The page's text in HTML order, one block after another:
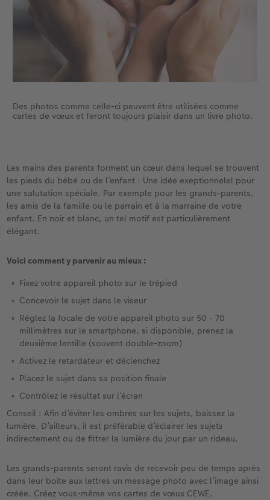
Des photos comme celle-ci peuvent être utilisées comme
cartes de vœux et feront toujours plaisir dans un livre photo.
Les mains des parents forment un cœur dans lequel se trouvent
les pieds du bébé ou de l’enfant : Une idée exeptionnelel pour
une salutation spéciale. Par exemple pour les grands-parents,
les amis de la famille ou le parrain et à la marraine de votre
enfant. En noir et blanc, un tel motif est particulièrement
élégant.
Voici comment y parvenir au mieux :
Fixez votre appareil photo sur le trépied
Concevoir le sujet dans le viseur
Réglez la focale de votre appareil photo sur 50 - 70
millimètres sur le smartphone, si disponible, prenez la
deuxième lentille (souvent double-zoom)
Activez le retardateur et déclenchez
Placez le sujet dans sa position finale
Contrôlez le résultat sur l’écran
Conseil : Afin d’éviter les ombres sur les sujets, baissez la
lumière. D’ailleurs, il est préférable d’éclairer les sujets
indirectement ou de filtrer la lumière du jour par un rideau.
Les grands-parents seront ravis de recevoir peu de temps après
dans leur boîte aux lettres un message photo avec l’image ainsi
créée. Créez vous-même vos cartes de vœux CEWE.